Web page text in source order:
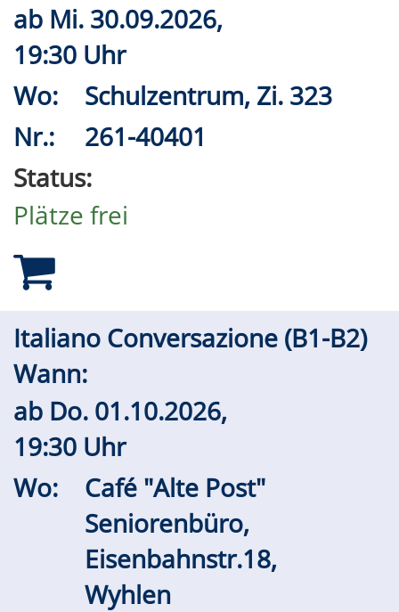
ab Mi. 30.09.2026,
19:30 Uhr
Wo:
Schulzentrum, Zi. 323
Nr.:
261-40401
Status:
Plätze frei
Italiano Conversazione (B1-B2)
Wann:
ab Do. 01.10.2026,
19:30 Uhr
Wo:
Café "Alte Post"
Seniorenbüro,
Eisenbahnstr.18,
Wyhlen